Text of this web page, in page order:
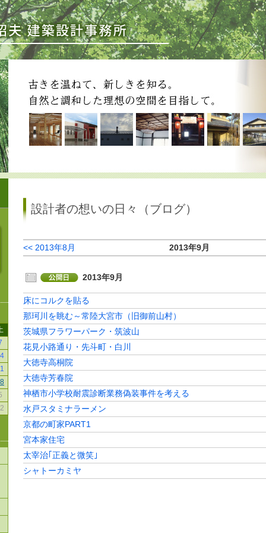
設計者の想いの日々（ブログ）
<< 2013年8月 2013年9月
2013年9月
床にコルクを貼る
那珂川を眺む～常陸大宮市（旧御前山村）
茨城県フラワーパーク・筑波山
花見小路通り・先斗町・白川
大徳寺高桐院
大徳寺芳春院
神栖市小学校耐震診断業務偽装事件を考える
水戸スタミナラーメン
京都の町家PART1
宮本家住宅
太宰治｢正義と微笑｣
シャトーカミヤ